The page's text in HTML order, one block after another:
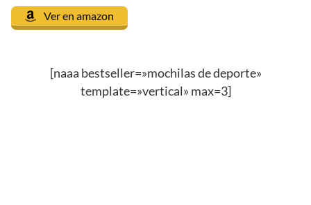
Ver en amazon
[naaa bestseller=»mochilas de deporte»
template=»vertical» max=3]